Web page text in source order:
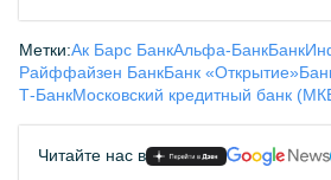
Метки:Ак Барс БанкАльфа-Банк
Райффайзен БанкБанк «Открытие»
Т-БанкМосковский кредитный банк
Читайте нас в